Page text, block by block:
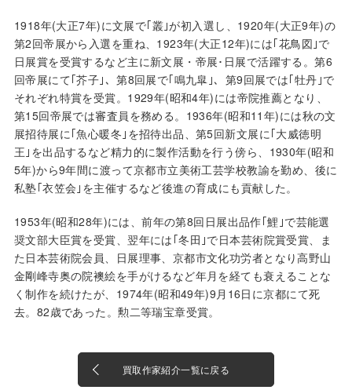
1918年(大正7年)に文展で｢叢｣が初入選し、1920年(大正9年)の
第2回帝展から入選を重ね、1923年(大正12年)には｢花鳥図｣で
日展賞を受賞するなど主に新文展・帝展･日展で活躍する。第6
回帝展にて｢芥子｣、第8回展で｢鳴九皐｣、第9回展では｢牡丹｣で
それぞれ特賞を受賞。1929年(昭和4年)には帝院推薦となり、
第15回帝展では審査員を務める。1936年(昭和11年)には秋の文
展招待展に｢魚心暖冬｣を招待出品、第5回新文展に｢大威徳明
王｣を出品するなど精力的に製作活動を行う傍ら、1930年(昭和
5年)から9年間に渡って京都市立美術工芸学校教諭を勤め、後に
私塾｢衣笠会｣を主催するなど後進の育成にも貢献した。
1953年(昭和28年)には、前年の第8回日展出品作｢鯉｣で芸能選
奨文部大臣賞を受賞、翌年には｢冬田｣で日本芸術院賞受賞、ま
た日本芸術院会員、日展理事、京都市文化功労者となり高野山
金剛峰寺奥の院襖絵を手がけるなど年月を経ても衰えることな
く制作を続けたが、1974年(昭和49年)9月16日に京都にて死
去。82歳であった。勲二等瑞宝章受賞。
買取作家紹介一覧に戻る